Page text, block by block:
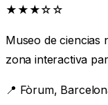
★★★☆☆
Museo de ciencias
zona interactiva
📍 Fòrum,